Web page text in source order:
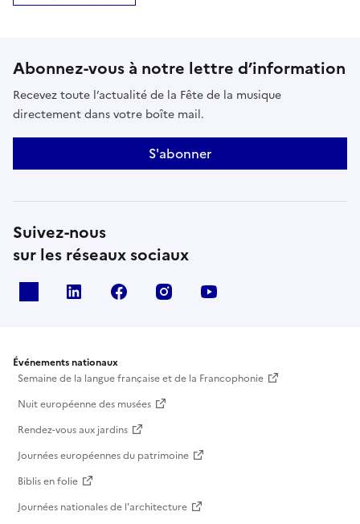
Abonnez-vous à notre lettre d’information
Recevez toute l’actualité de la Fête de la musique
directement dans votre boîte mail.
S'abonner
Suivez-nous
sur les réseaux sociaux
Linkedin Facebook Instagram
Événements nationaux
Semaine de la langue française et de la Francophonie
Nuit européenne des musées
Rendez-vous aux jardins
Journées européennes du patrimoine
Biblis en folie
Journées nationales de l'architecture